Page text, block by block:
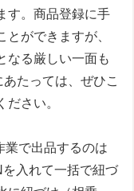
す。商品登録に手
ができますが、
なる厳しい一面も
たっては、ぜひこ
さい。
業で出品するのは
入れて一括で紐づ